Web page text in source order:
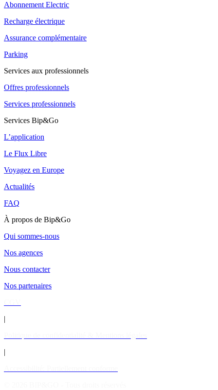
Abonnement Electric
Recharge électrique
Assurance complémentaire
Parking
Services aux professionnels
Offres professionnels
Services professionnels
Services Bip&Go
L’application
Le Flux Libre
Voyagez en Europe
Actualités
FAQ
À propos de Bip&Go
Qui sommes-nous
Nos agences
Nous contacter
Nos partenaires
|
|